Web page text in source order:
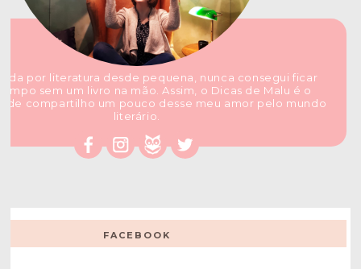
por literatura desde pequena, nunca consegui ficar
sem um livro na mão. Assim, o Dicas de Malu é o
compartilho um pouco desse meu amor pelo mundo
literário.
FACEBOOK